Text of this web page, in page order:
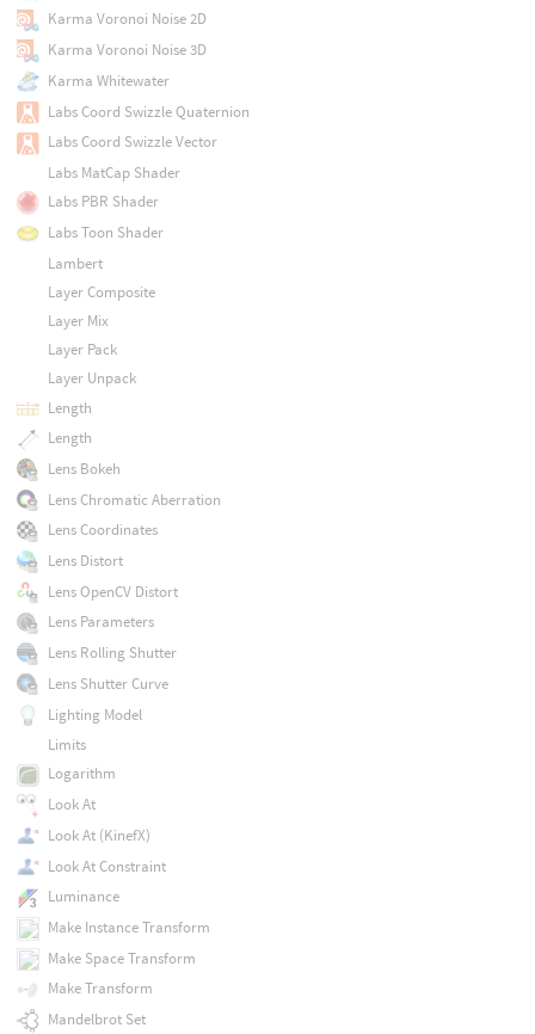
Karma Voronoi Noise 2D
Karma Voronoi Noise 3D
Karma Whitewater
Labs Coord Swizzle Quaternion
Labs Coord Swizzle Vector
Labs MatCap Shader
Labs PBR Shader
Labs Toon Shader
Lambert
Layer Composite
Layer Mix
Layer Pack
Layer Unpack
Length
Length
Lens Bokeh
Lens Chromatic Aberration
Lens Coordinates
Lens Distort
Lens OpenCV Distort
Lens Parameters
Lens Rolling Shutter
Lens Shutter Curve
Lighting Model
Limits
Logarithm
Look At
Look At (KinefX)
Look At Constraint
Luminance
Make Instance Transform
Make Space Transform
Make Transform
Mandelbrot Set